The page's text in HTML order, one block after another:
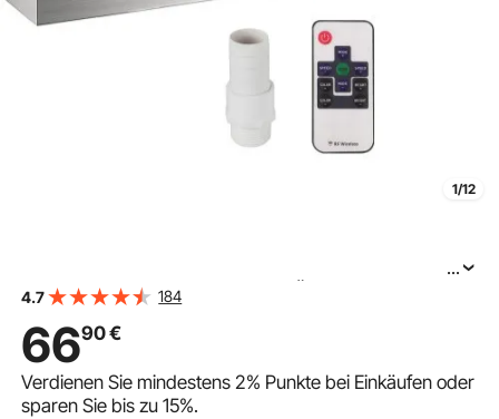
1/12
VEVOR Schwimmbad-Wasserfall-Überlaufrinne 30 x
mit buntem LED-Streifen Schlauchanschluss
...
4.7 184
6690€
Verdienen Sie mindestens2% Punkte bei Einkäufen oder
sparen Sie bis zu15%.